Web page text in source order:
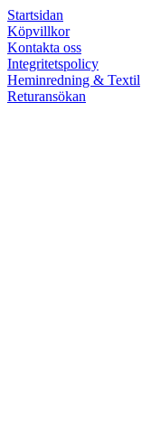
Startsidan
Köpvillkor
Kontakta oss
Integritetspolicy
Heminredning & Textil
Returansökan